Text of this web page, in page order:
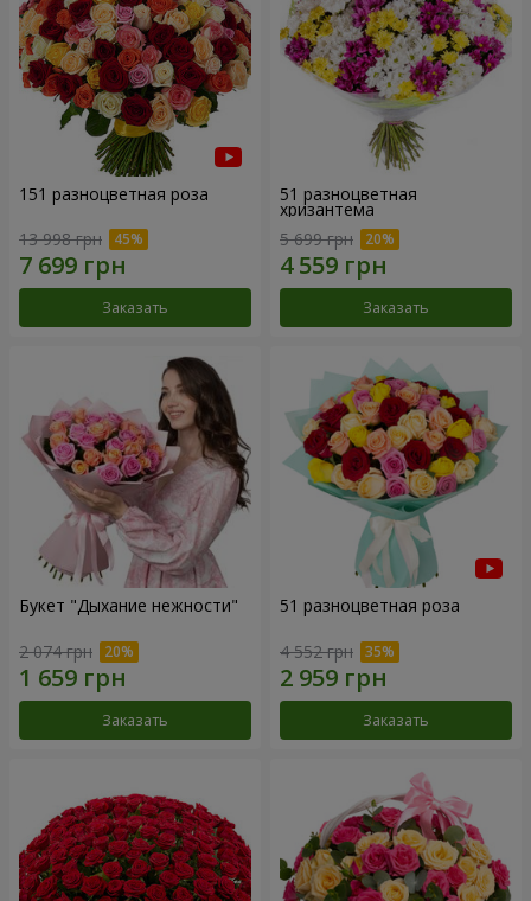
151 разноцветная роза
13 998 грн
Заказать
51 разноцветная
хризантема
5 699 грн
Заказать
Букет "Дыхание нежности"
2 074 грн
Заказать
51 разноцветная роза
4 552 грн
Заказать